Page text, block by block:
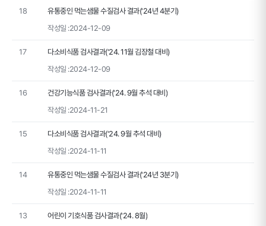
18
유통중인 먹는샘물 수질검사 결과('24년 4분기)
작성일 :2024-12-09
17
다소비식품 검사결과('24. 11월 김장철 대비)
작성일 :2024-12-09
16
건강기능식품 검사결과('24. 9월 추석 대비)
작성일 :2024-11-21
15
다소비식품 검사결과('24. 9월 추석 대비)
작성일 :2024-11-11
14
유통중인 먹는샘물 수질검사 결과('24년 3분기)
작성일 :2024-11-11
13
어린이 기호식품 검사결과('24. 8월)